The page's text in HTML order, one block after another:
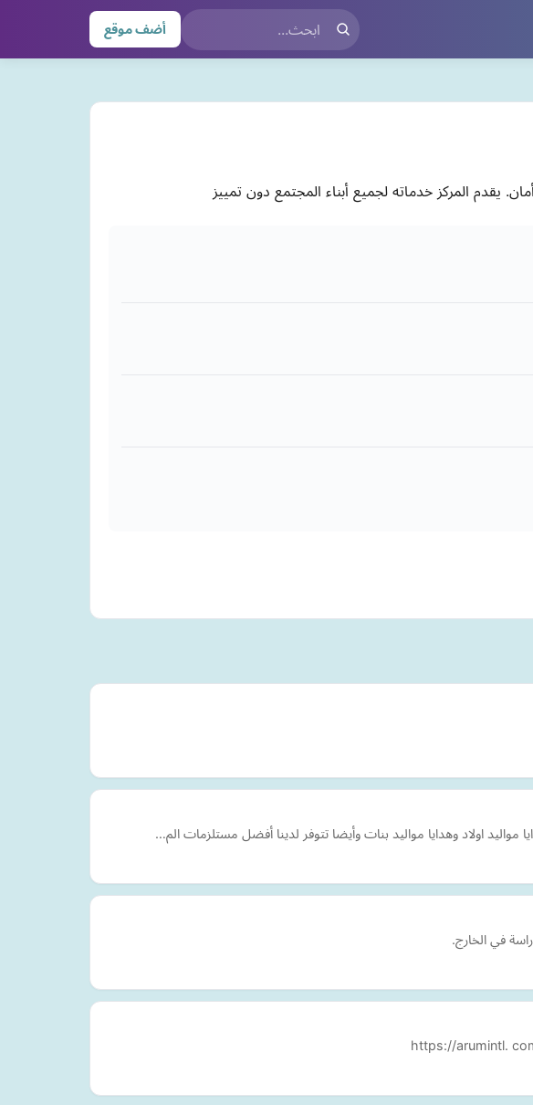
أضف موقع
المركز خدماته لجميع أبناء المجتمع دون تمييز
اولاد وهدايا مواليد بنات وأيضا تتوفر لدينا أفضل مستلزمات الم…
في الخارج.